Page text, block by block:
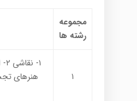
مجموعه
رشته ها
۱